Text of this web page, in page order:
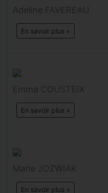
Adeline FAVEREAU
En savoir plus »
Emma COUSTEIX
En savoir plus »
Marie JOZWIAK
En savoir plus »